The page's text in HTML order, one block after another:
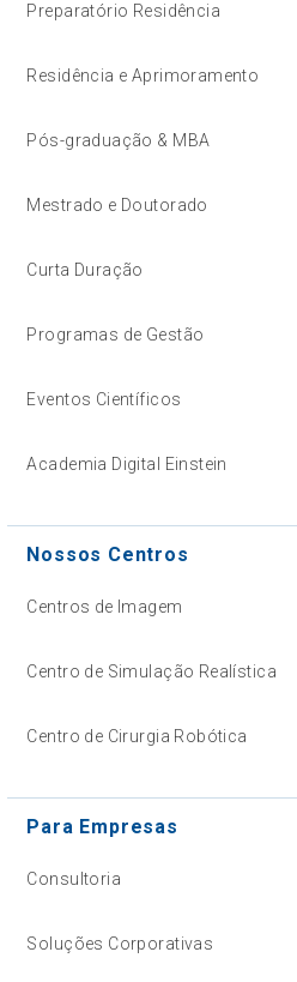
Preparatório Residência
Residência e Aprimoramento
Pós-graduação & MBA
Mestrado e Doutorado
Curta Duração
Programas de Gestão
Eventos Científicos
Academia Digital Einstein
Nossos Centros
Centros de Imagem
Centro de Simulação Realística
Centro de Cirurgia Robótica
Para Empresas
Consultoria
Soluções Corporativas